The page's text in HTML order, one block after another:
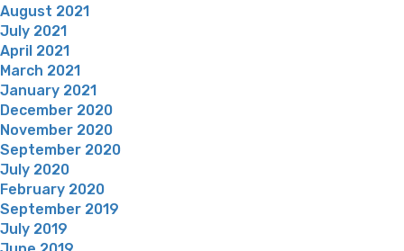
August 2021
July 2021
April 2021
March 2021
January 2021
December 2020
November 2020
September 2020
July 2020
February 2020
September 2019
July 2019